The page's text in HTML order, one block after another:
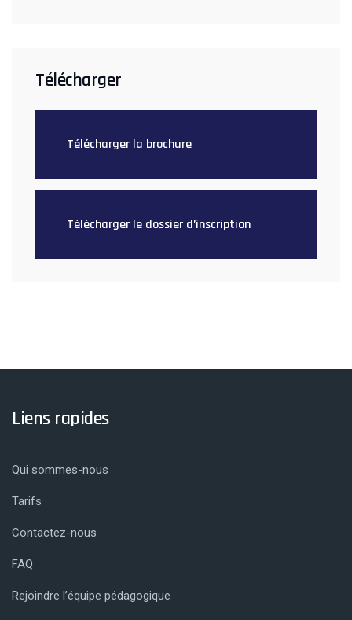
Télécharger
Télécharger la brochure
Télécharger le dossier d’inscription
Liens rapides
Qui sommes-nous
Tarifs
Contactez-nous
FAQ
Rejoindre l’équipe pédagogique